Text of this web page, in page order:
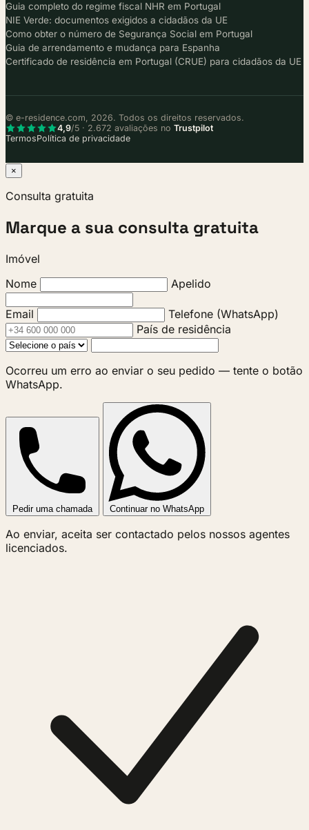
Guia completo do regime fiscal NHR em Portugal
NIE Verde: documentos exigidos a cidadãos da UE
Como obter o número de Segurança Social em Portugal
Guia de arrendamento e mudança para Espanha
Certificado de residência em Portugal (CRUE) para cidadãos da UE
© e-residence.com, 2026. Todos os direitos reservados.
4,9/5 · 2.672 avaliações no Trustpilot
TermosPolítica de privacidade
×
Consulta gratuita
Marque a sua consulta gratuita
Imóvel
Nome
Apelido
Email
Telefone (WhatsApp)
País de residência
Ocorreu um erro ao enviar o seu pedido — tente o botão
WhatsApp.
Pedir uma chamada Continuar no WhatsApp
Ao enviar, aceita ser contactado pelos nossos agentes
licenciados.